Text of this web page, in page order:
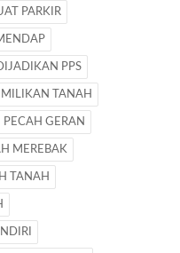
PARKIR
PPS
TANAH
PECAH GERAN
MEREBAK
TANAH